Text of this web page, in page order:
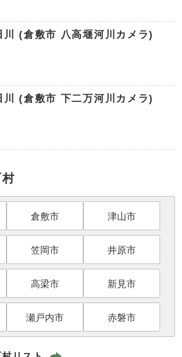
川 (倉敷市 八高堰河川カメラ)
川 (倉敷市 下二万河川カメラ)
倉敷市 津山市
笠岡市 井原市
高梁市 新見市
瀬戸内市 赤磐市